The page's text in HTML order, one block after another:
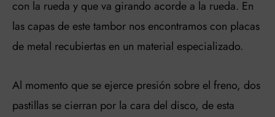
con la rueda y que va girando acorde a la rueda. En
las capas de este tambor nos encontramos con placas
de metal recubiertas en un material especializado.
Al momento que se ejerce presión sobre el freno, dos
pastillas se cierran por la cara del disco, de esta